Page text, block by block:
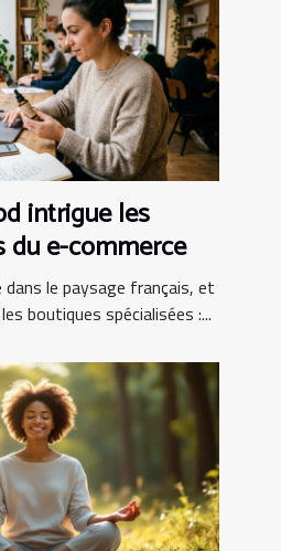
intrigue les
du e-commerce
dans le paysage français, et
boutiques spécialisées :...